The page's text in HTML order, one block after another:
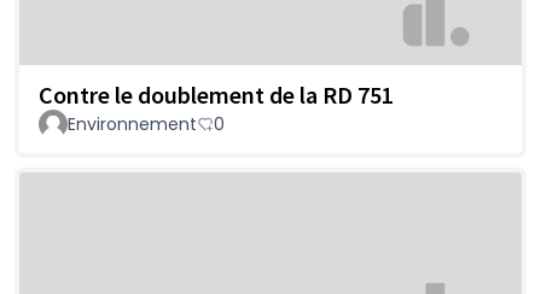
Contre le doublement de la RD 751
Environnement 0